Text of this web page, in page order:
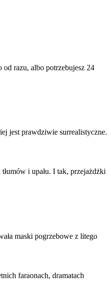
razu, albo potrzebujesz 24
jest prawdziwie surrealistyczne.
i upału. I tak, przejażdżki
maski pogrzebowe z litego
faraonach, dramatach